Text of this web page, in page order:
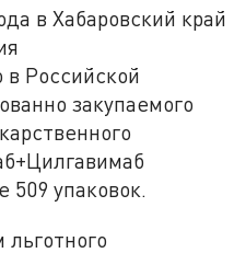
в Хабаровский край
в Российской
закупаемого
509 упаковок.